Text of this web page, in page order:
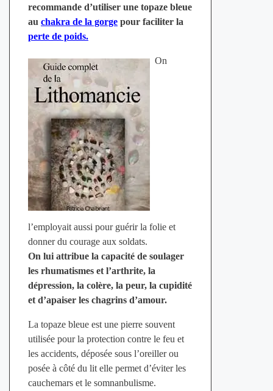
recommande d’utiliser une topaze bleue
au chakra de la gorgepour faciliter la
perte de poids.
On
l’employait aussi pour guérir la folie et
donner du courage aux soldats.
On lui attribue la capacité de soulager
les rhumatismes et l’arthrite, la
dépression, la colère, la peur, la cupidité
et d’apaiser les chagrins d’amour.
La topaze bleue est une pierre souvent
utilisée pour la protection contre le feu et
les accidents, déposée sous l’oreiller ou
posée à côté du lit elle permet d’éviter les
cauchemars et le somnanbulisme.